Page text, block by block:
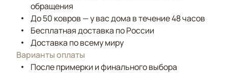
обращения
До 50 ковров — у вас дома в течение 48 часов
Бесплатная доставка по России
Доставка по всему миру
Варианты оплаты
После примерки и финального выбора